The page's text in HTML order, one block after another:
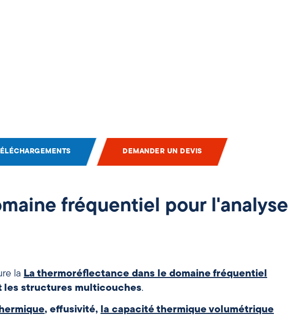
DEMANDER UN DEVIS
fréquentiel pour l'analyse
la La thermoréflectance dans le domaine fréquentiel
les structures multicouches.
, effusivité, la capacité thermique volumétrique